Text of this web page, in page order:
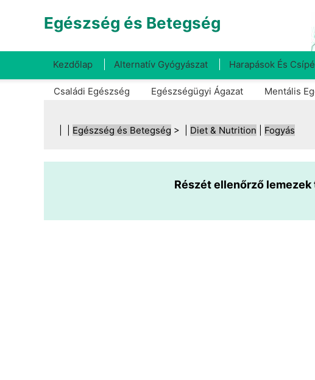
Egészség és Betegség
Kezdőlap Alternatív Gyógyászat Harapások És
Családi Egészség Egészségügyi Ágazat Mentális
Egészség és Betegség > | Diet & Nutrition Fogyás
Részét ellenőrző